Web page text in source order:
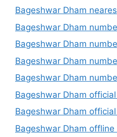
Bageshwar Dham
Bageshwar Dham
Bageshwar Dham
Bageshwar Dham
Bageshwar Dham
Bageshwar Dham
Bageshwar Dham
Bageshwar Dham